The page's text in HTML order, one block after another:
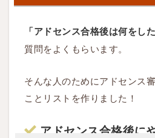
「アドセンス合格後は何をし
質問をよくもらいます。
そんな人のためにアドセンス
ことリストを作りました！
アドセンス合格後に